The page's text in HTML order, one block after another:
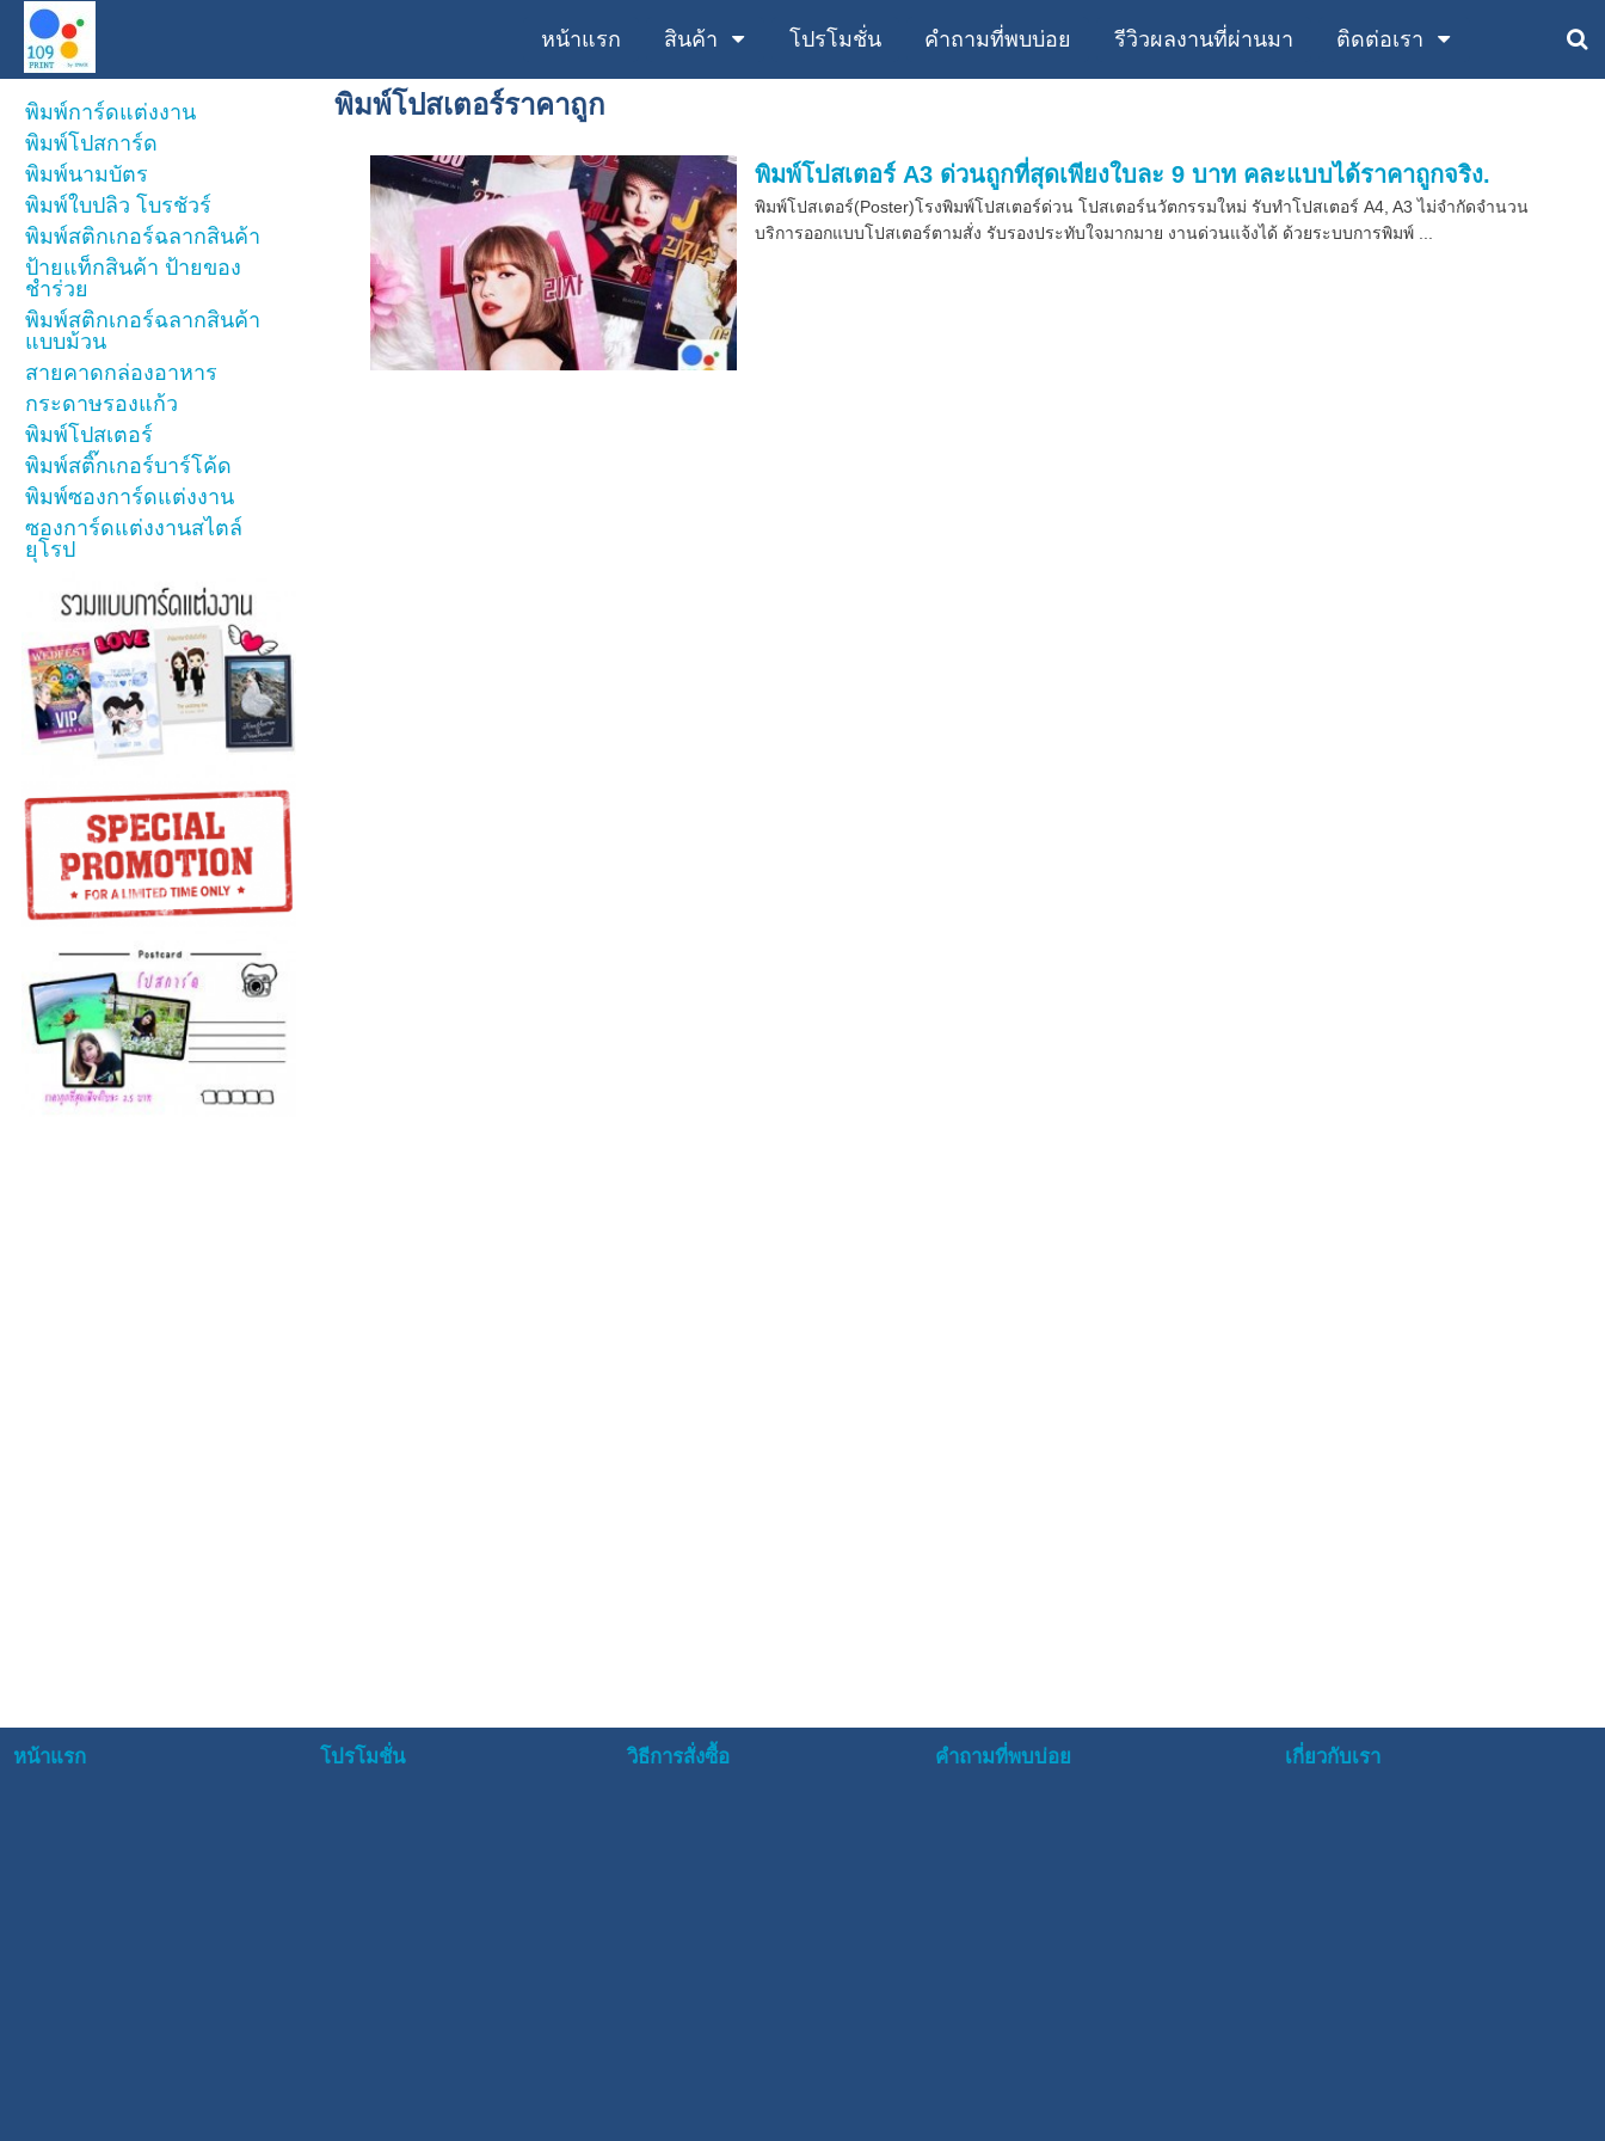
หน้าแรก สินค้า โปรโมชั่น คำถามที่พบบ่อย รีวิวผลงานที่ผ่านมา ติดต่อเรา
พิมพ์การ์ดแต่งงาน
พิมพ์โปสการ์ด
พิมพ์นามบัตร
พิมพ์ใบปลิว โบรชัวร์
พิมพ์สติกเกอร์ฉลากสินค้า
ป้ายแท็กสินค้า ป้ายของ
ชำร่วย
พิมพ์สติกเกอร์ฉลากสินค้า
แบบม้วน
สายคาดกล่องอาหาร
กระดาษรองแก้ว
พิมพ์โปสเตอร์
พิมพ์สติ๊กเกอร์บาร์โค้ด
พิมพ์ซองการ์ดแต่งงาน
ซองการ์ดแต่งงานสไตล์
ยุโรป
พิมพ์โปสเตอร์ราคาถูก
พิมพ์โปสเตอร์ A3 ด่วนถูกที่สุดเพียงใบละ 9 บาท คละแบบได้ราคาถูกจริง.
พิมพ์โปสเตอร์(Poster)โรงพิมพ์โปสเตอร์ด่วน โปสเตอร์นวัตกรรมใหม่ รับทำโปสเตอร์ A4, A3 ไม่จำกัดจำนวน
บริการออกแบบโปสเตอร์ตามสั่ง รับรองประทับใจมากมาย งานด่วนแจ้งได้ ด้วยระบบการพิมพ์ ...
หน้าแรก โปรโมชั่น วิธีการสั่งซื้อ คำถามที่พบบ่อย เกี่ยวกับเรา